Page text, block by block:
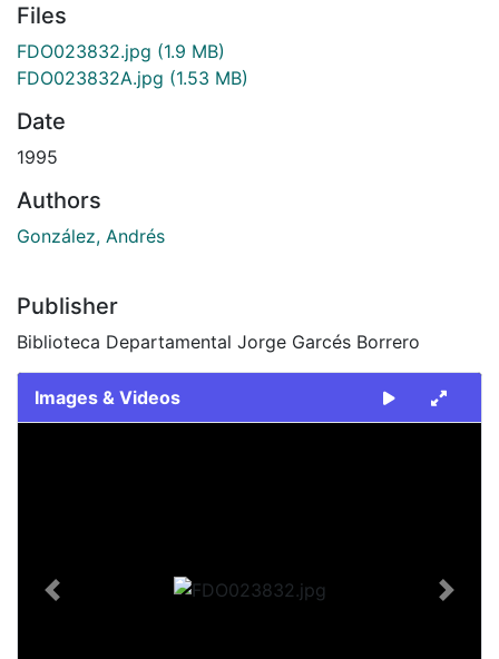
Files
FDO023832.jpg (1.9 MB)
FDO023832A.jpg (1.53 MB)
Date
1995
Authors
González, Andrés
Publisher
Biblioteca Departamental Jorge Garcés Borrero
Images & Videos
Previous Next